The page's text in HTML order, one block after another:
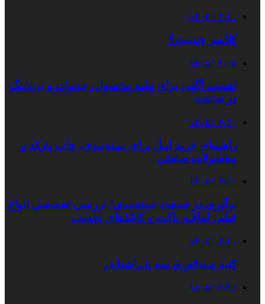
۱۴۰۵/۰۴/۱۰
کلایمر چیست؟
۱۴۰۵/۰۴/۰۵
اهمیت آگهی برای تبلیغ محصول، خدمات و برندینگ
در صنعت
۱۴۰۵/۰۳/۳۰
راهنمای خرید لیبل برای بسته‌بندی، چاپ بارکد و
محصولات صنعتی
۱۴۰۵/۰۳/۲۱
نوآوری در صنعت بسته‌بندی؛ بررسی تخصصی انواع
فیلم، لفاف، پاکت و کاغذهای نچسب
۱۴۰۵/۰۳/۱۰
کلید مینیاتوری سه پل اشنایدر
۱۴۰۵/۰۲/۳۱